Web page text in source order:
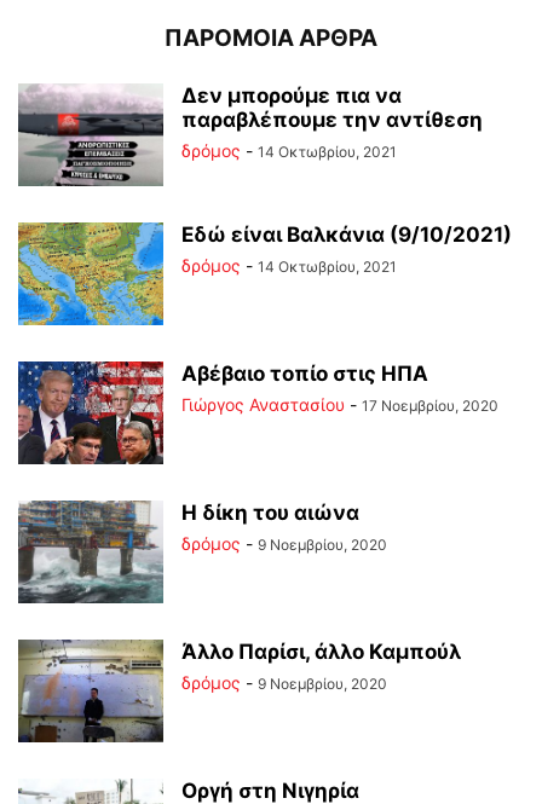
ΠΑΡΟΜΟΙΑ ΑΡΘΡΑ
Δεν μπορούμε πια να
παραβλέπουμε την αντίθεση
δρόμος - 14 Οκτωβρίου, 2021
Εδώ είναι Βαλκάνια (9/10/2021)
δρόμος - 14 Οκτωβρίου, 2021
Αβέβαιο τοπίο στις ΗΠΑ
Γιώργος Αναστασίου - 17 Νοεμβρίου, 2020
Η δίκη του αιώνα
δρόμος - 9 Νοεμβρίου, 2020
Άλλο Παρίσι, άλλο Καμπούλ
δρόμος - 9 Νοεμβρίου, 2020
Οργή στη Νιγηρία